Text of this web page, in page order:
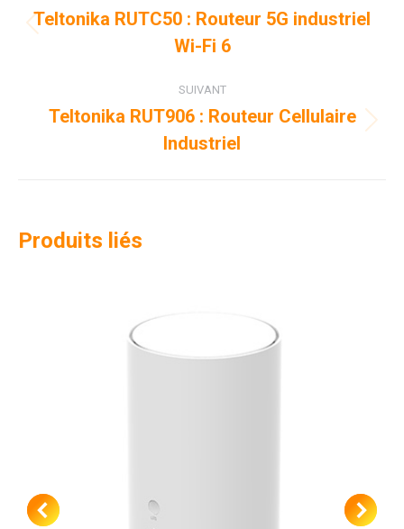
de
commentaire précédent
Teltonika RUTC50 : Routeur 5G industriel
Wi-Fi 6
SUIVANT
similaires
Teltonika RUT906 : Routeur Cellulaire
Industriel
Produits liés